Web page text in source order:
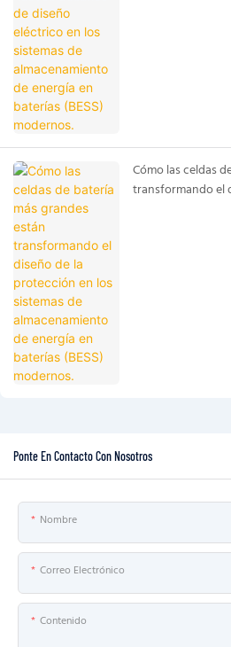
Cómo las celdas
transformando el
Ponte En Contacto Con Nosotros
Nombre
Correo Electrónico
Contenido